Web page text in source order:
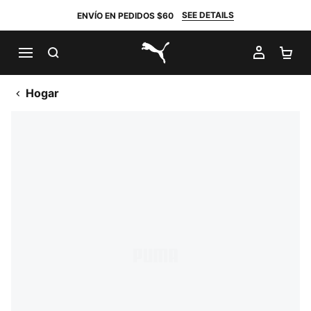
ENVÍO EN PEDIDOS $60 SEE DETAILS
PUMA.com
MI
Hogar